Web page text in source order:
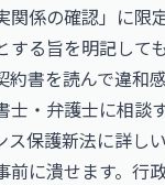
関係の確認」に限
る旨を明記して
約書を読んで違和
士・弁護士に相談
ス保護新法に詳し
前に潰せます。行